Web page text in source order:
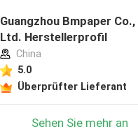
Guangzhou Bmpaper Co.,
Ltd. Herstellerprofil
China
5.0
Überprüfter Lieferant
Sehen Sie mehr an